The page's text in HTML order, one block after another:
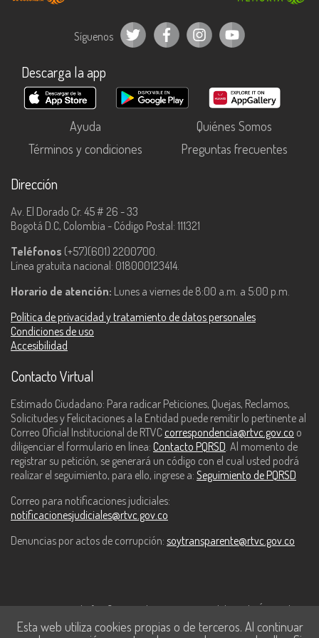
Síguenos
Descarga la app
Ayuda
Quiénes Somos
Términos y condiciones
Preguntas frecuentes
Dirección
Av. El Dorado Cr. 45 # 26 - 33
Bogotá D.C, Colombia - Código Postal: 111321
Teléfonos (+57)(601) 2200700.
Línea gratuita nacional: 018000123414.
Horario de atención: Lunes a viernes de 8:00 a.m. a 5:00 p.m.
Política de privacidad y tratamiento de datos personales
Condiciones de uso
Accesibilidad
Contacto Virtual
Estimado Ciudadano: Para radicar Peticiones, Quejas, Reclamos,
Solicitudes y Felicitaciones a la Entidad puede remitir lo pertinente al
Correo Oficial Institucional de RTVC correspondencia@rtvc.gov.co o
diligenciar el formulario en línea: Contacto PQRSD . Al momento de
registrar su petición, se generará un código con el cual usted podrá
realizar el seguimiento, para ello, ingrese a: Seguimiento de PQRSD
Correo para notificaciones judiciales:
notificacionesjudiciales@rtvc.gov.co
Denuncias por actos de corrupción: soytransparente@rtvc.gov.co
Este contenido fue financiado con recursos del Fondo Único de
Tecnologías de la Información y las Comunicaciones de MinTic.
Esta web utiliza cookies propias o de terceros. Al continuar